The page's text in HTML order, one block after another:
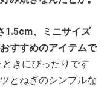
1.5cm、ミニサイズ
すすめのアイテムで
きにぴったりです
とねぎのシンプルな